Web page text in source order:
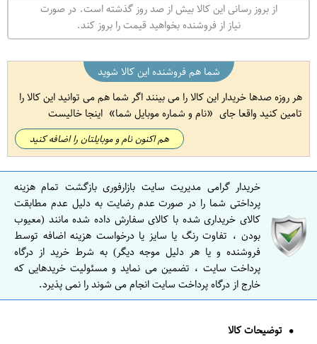
از بروز رسانی این کالا بیش از صد روز گذشته است. در صورت
نیاز از فروشنده بخواهید قیمت را بروز کند.
شما هم فروشنده این کالا شوید
هر روزه صدها خریدار این کالا را می بینند اگر شما هم می توانید این کالا را
تامین کنید واقعا جای
نام و شماره موبایل شما اینجا خالیست
هم اکنون نام و موبایلتان را اضافه کنید
خریدار گرامی مدیریت سایت بازارفوری بازگشت تمام هزینه
پرداختی شما را در صورت عدم رضایت به دلیل عدم مطابقت
کالای خریداری شده با کالای سفارش داده شده مانند (معیوب
بودن ، تفاوت رنگ یا سایز یا درخواست هزینه اضافه توسط
فروشنده و یا هر دلیل موجه دیگر) به شرط خرید از درگاه
پرداخت سایت ، تضمین می نماید و مسئولیت خریدهایی که
خارج از درگاه پرداخت سایت انجام می شوند را نمی پذیرد.
توضیحات کالا